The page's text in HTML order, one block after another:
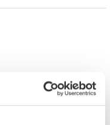
KB